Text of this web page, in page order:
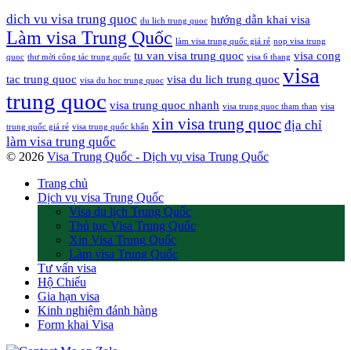
dich vu visa trung quoc du lich trung quoc hướng dẫn khai visa
Làm visa Trung Quốc làm visa trung quốc giá rẻ nop visa trung
quoc thư mời công tác trung quốc tu van visa trung quoc visa 6 thang visa cong
tac trung quoc visa du hoc trung quoc visa du lich trung quoc visa
trung quoc visa trung quoc nhanh visa trung quoc tham than visa
trung quốc giá rẻ visa trung quốc khẩn xin visa trung quoc địa chỉ
làm visa trung quốc
© 2026 Visa Trung Quốc - Dịch vụ visa Trung Quốc
Trang chủ
Dịch vụ visa Trung Quốc
Visa du lịch Trung Quốc
Thủ tục Visa Trung Quốc
Xin Visa Trung Quốc
Làm visa Trung Quốc
Tư vấn visa
Hộ Chiếu
Gia hạn visa
Kinh nghiệm đánh hàng
Form khai Visa